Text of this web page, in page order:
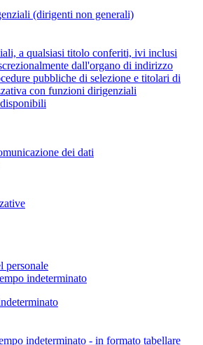
(dirigenti non generali)
a qualsiasi titolo conferiti, ivi inclusi
dall'organo di indirizzo
pubbliche di selezione e titolari di
con funzioni dirigenziali
dei dati
personale
indeterminato
indeterminato - in formato tabellare